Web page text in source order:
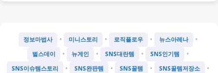
정보마법사 • 미니스토리 • 로직플로우 • 뉴스아레나 •
벌스데이 • 뉴게인 • SNS대란템 • SNS인기템 •
SNS이슈템스토리 • SNS완판템 • SNS꿀템 • SNS꿀템저장소 •